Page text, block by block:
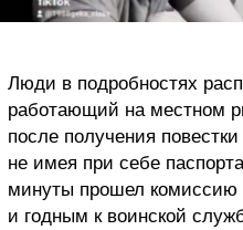
Люди в подробностях
работающий на местном
после получения
не имея при себе
минуты прошел
и годным к воинской